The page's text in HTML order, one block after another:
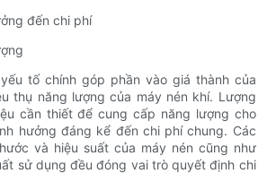
đến chi phí
tố chính góp phần vào giá thành của
thụ năng lượng của máy nén khí. Lượng
cần thiết để cung cấp năng lượng cho
hưởng đáng kể đến chi phí chung. Các
và hiệu suất của máy nén cũng như
sử dụng đều đóng vai trò quyết định chi